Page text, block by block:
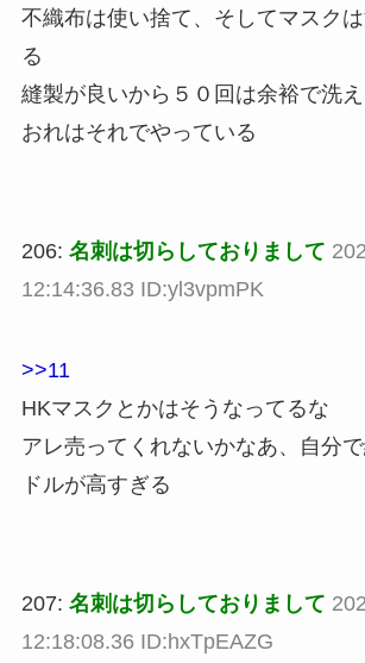
不織布は使い捨て、そしてマスク
る
縫製が良いから５０回は余裕で洗
おれはそれでやっている
206: 名刺は切らしておりまして
12:14:36.83 ID:yl3vpmPK
>>11
HKマスクとかはそうなってるな
アレ売ってくれないかなあ、自分
ドルが高すぎる
207: 名刺は切らしておりまして
12:18:08.36 ID:hxTpEAZG